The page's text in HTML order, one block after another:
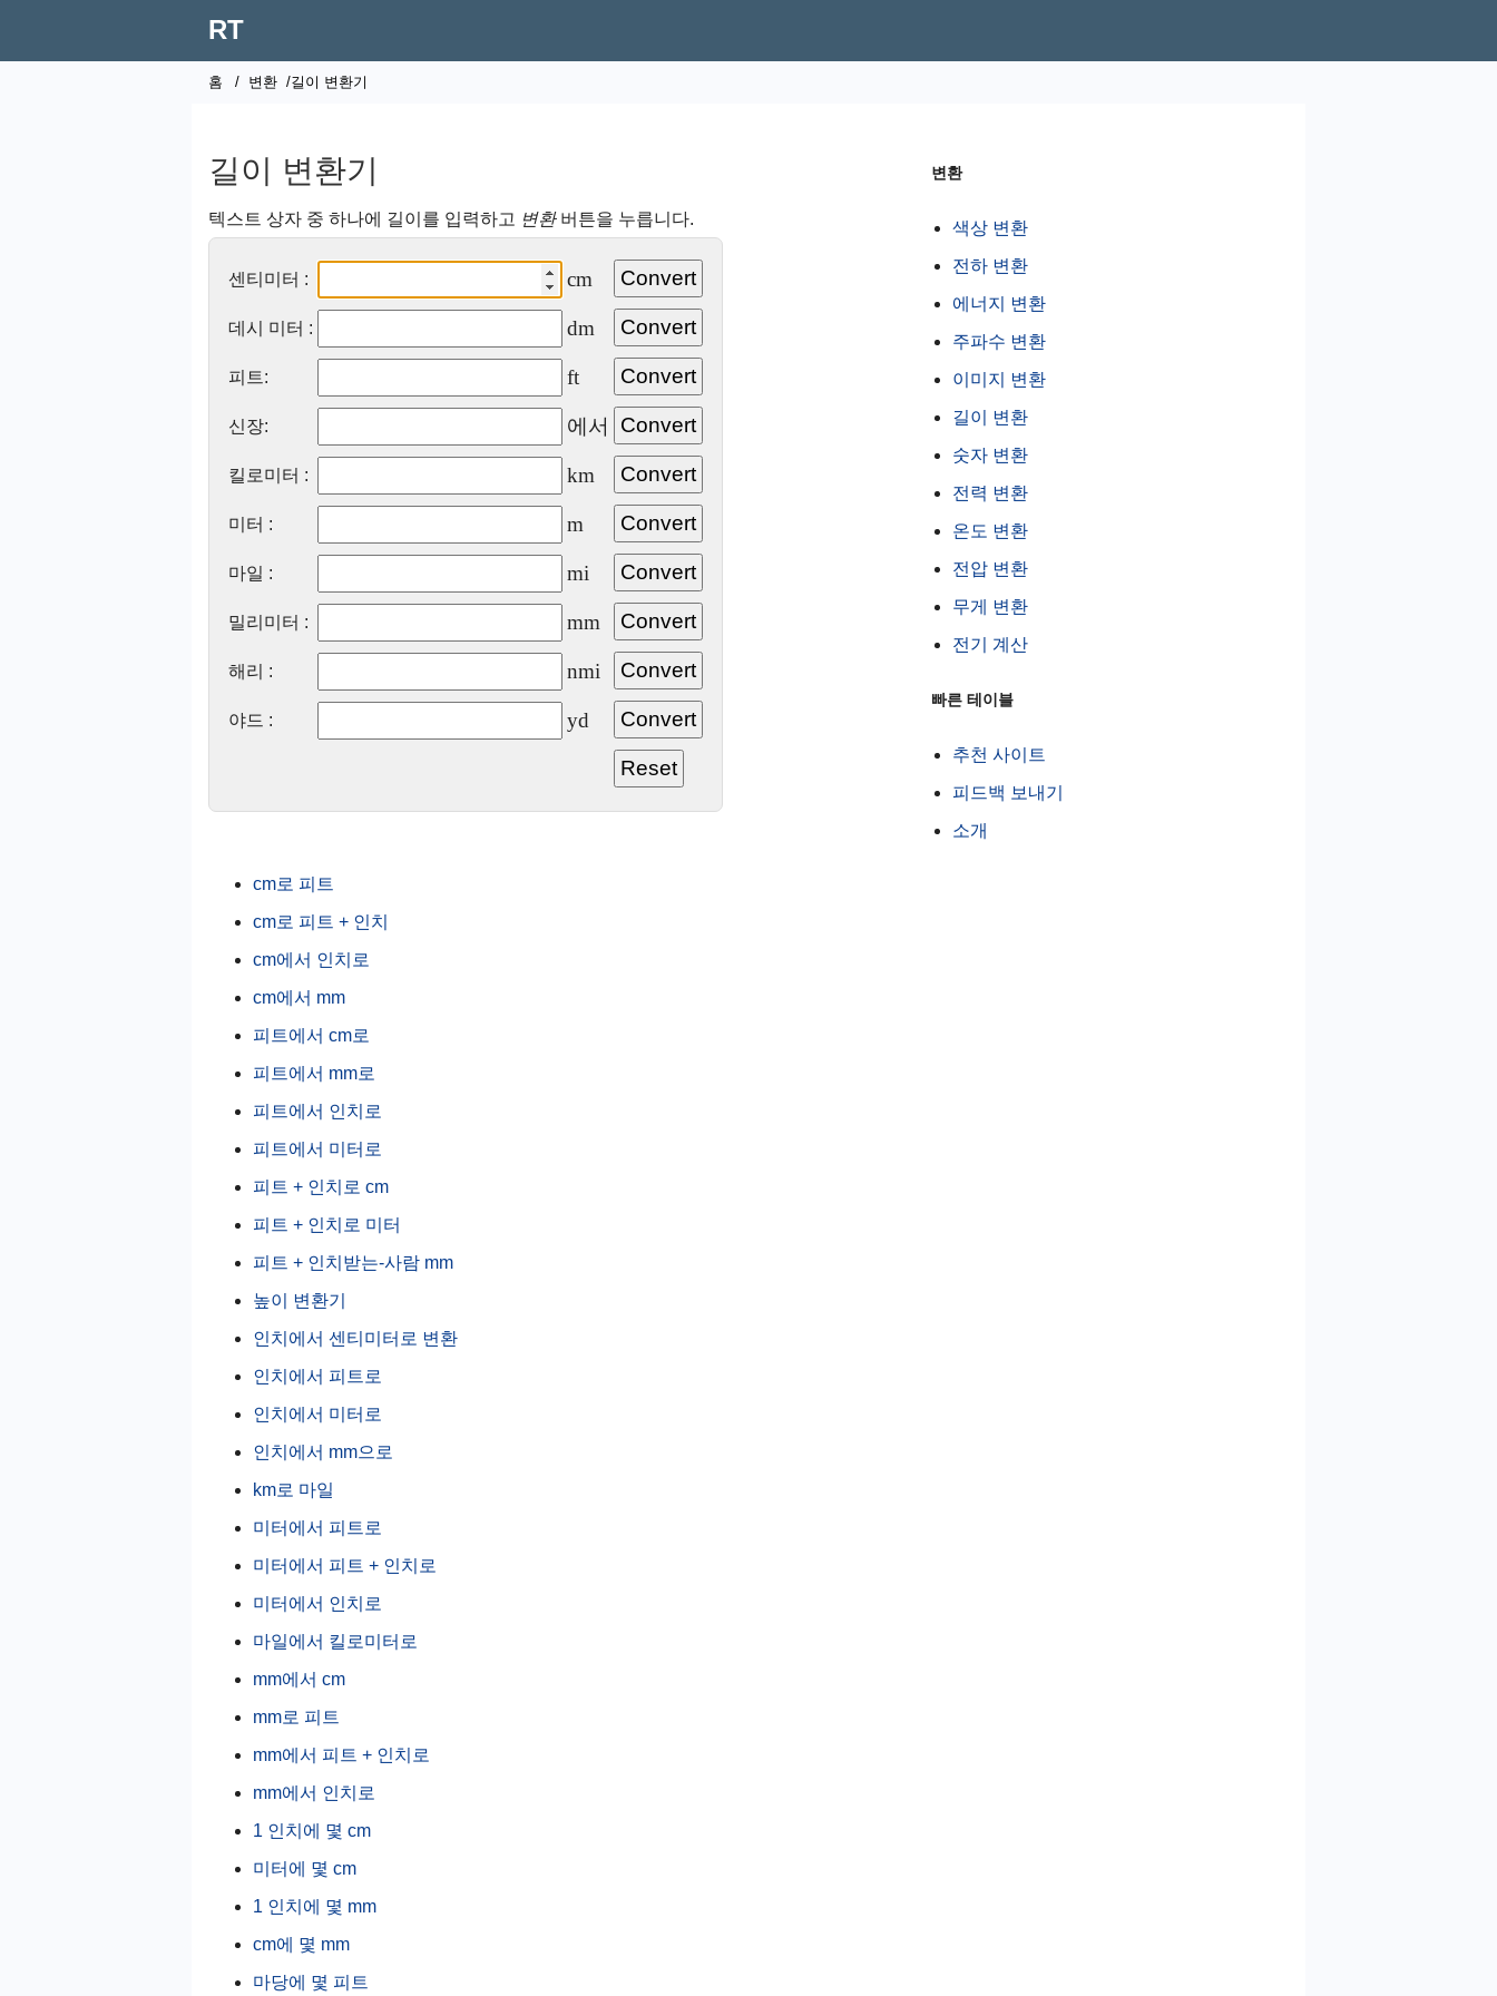
RT
홈 / 변환 /길이 변환기
길이 변환기
텍스트 상자 중 하나에 길이를 입력하고 변환버튼을 누릅니다.
센티미터 : cm
데시 미터 : dm
피트: ft
신장: 에서
킬로미터 : km
미터 : m
마일 : mi
밀리미터 : mm
해리 : nmi
야드 : yd
cm로 피트
cm로 피트 + 인치
cm에서 인치로
cm에서 mm
피트에서 cm로
피트에서 mm로
피트에서 인치로
피트에서 미터로
피트 + 인치로 cm
피트 + 인치로 미터
피트 + 인치받는-사람 mm
높이 변환기
인치에서 센티미터로 변환
인치에서 피트로
인치에서 미터로
인치에서 mm으로
km로 마일
미터에서 피트로
미터에서 피트 + 인치로
미터에서 인치로
마일에서 킬로미터로
mm에서 cm
mm로 피트
mm에서 피트 + 인치로
mm에서 인치로
1 인치에 몇 cm
미터에 몇 cm
1 인치에 몇 mm
cm에 몇 mm
마당에 몇 피트
변환
색상 변환
전하 변환
에너지 변환
주파수 변환
이미지 변환
길이 변환
숫자 변환
전력 변환
온도 변환
전압 변환
무게 변환
전기 계산
빠른 테이블
추천 사이트
피드백 보내기
소개